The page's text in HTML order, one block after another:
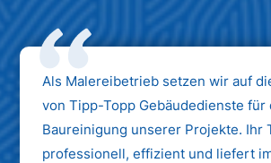
Als Malereibetrieb setzen wir auf
von Tipp-Topp Gebäudedienste für
Baureinigung unserer Projekte. Ihr
professionell, effizient und liefert